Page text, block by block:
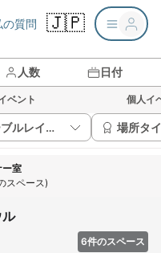
の質問 🇯🇵
人数 日付
ベント 個人イ
テーブルレイアウト 場所タ
ー室
スペース)
6件のスペース